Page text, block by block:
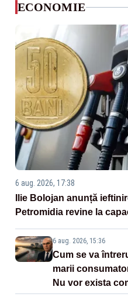
ECONOMIE
6 aug. 2026, 17:38
Ilie Bolojan anunță
Petromidia revine la
6 aug. 2026, 15:36
Cum se va
marii
Nu vor exista